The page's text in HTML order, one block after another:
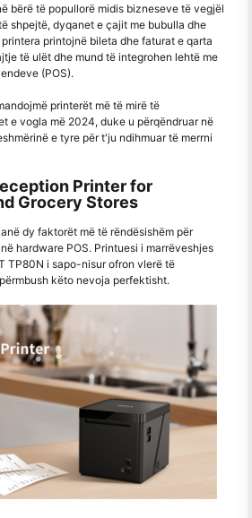
bërë të popullorë midis bizneseve të vegjël
shpejtë, dyqanet e çajit me bubulla dhe
printojnë bileta dhe faturat e qarta
të ulët dhe mund të integrohen lehtë me
(POS).
printerët më të mirë të
e vogla më 2024, duke u përqëndruar në
e tyre për t'ju ndihmuar të merrni
Printer for
Grocery Stores
dy faktorët më të rëndësishëm për
hardware POS. Printuesi i marrëveshjes
TP80N i sapo-nisur ofron vlerë të
këto nevoja perfektisht.